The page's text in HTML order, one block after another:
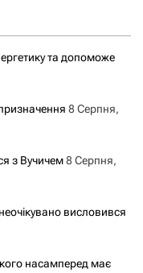
та допоможе
8 Серпня,
з Вучичем8 Серпня,
висловився
насамперед має